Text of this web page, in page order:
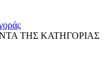
ΤΗΣ ΚΑΤΗΓΟΡΙΑΣ